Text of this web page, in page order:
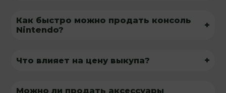
Как быстро можно продать консоль
Nintendo?
+
Что влияет на цену выкупа? +
Можно ли продать аксессуары